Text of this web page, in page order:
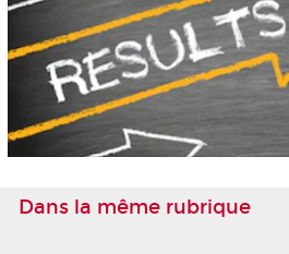
Dans la même rubrique